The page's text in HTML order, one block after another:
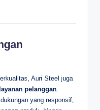
Auri Steel juga
pelanggan
yang responsif,